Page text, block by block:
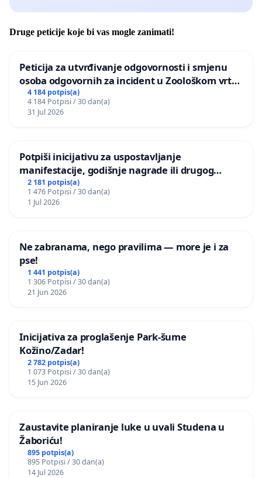
Druge peticije koje bi vas mogle zanimati!
Peticija za utvrđivanje odgovornosti i smjenu
osoba odgovornih za incident u Zoološkom vrtu
Grada Zagreba
4 184 potpis(a)
4 184 Potpisi / 30 dan(a)
31 Jul 2026
Potpiši inicijativu za uspostavljanje
manifestacije, godišnje nagrade ili drugog
javnog događaja „Edin Avdić“ u Sarajevu
2 181 potpis(a)
1 476 Potpisi / 30 dan(a)
1 Jul 2026
Ne zabranama, nego pravilima — more je i za
pse!
1 441 potpis(a)
1 306 Potpisi / 30 dan(a)
21 Jun 2026
Inicijativa za proglašenje Park-šume
Kožino/Zadar!
2 782 potpis(a)
1 073 Potpisi / 30 dan(a)
15 Jun 2026
Zaustavite planiranje luke u uvali Studena u
Žaboriću!
895 potpis(a)
895 Potpisi / 30 dan(a)
14 Jul 2026